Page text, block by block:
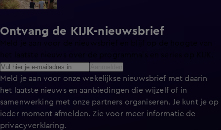
Ontvang de KIJK-nieuwsbrief
Meld je aan voor de nieuwsbrief en blijf op de hoogte van
Meld je aan voor onze wekelijkse nieuwsbrief met daarin
het laatste nieuws en aanbiedingen die wijzelf of in
samenwerking met onze partners organiseren. Je kunt je op
ieder moment afmelden. Zie voor meer informatie de
privacyverklaring.